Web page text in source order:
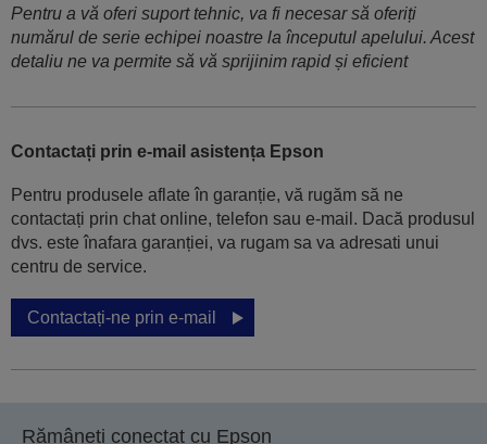
Pentru a vă oferi suport tehnic, va fi necesar să oferiți
numărul de serie echipei noastre la începutul apelului. Acest
detaliu ne va permite să vă sprijinim rapid și eficient
Contactați prin e-mail asistența Epson
Pentru produsele aflate în garanție, vă rugăm să ne
contactați prin chat online, telefon sau e-mail. Dacă produsul
dvs. este înafara garanției, va rugam sa va adresati unui
centru de service.
Contactați-ne prin e-mail
Rămâneți conectat cu Epson